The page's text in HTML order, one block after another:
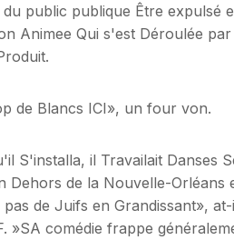
public publique Être expulsé
Animee Qui s'est Déroulée
de Blancs ICI», un four von.
S'installa, il Travailait Danses
Dehors de la Nouvelle-Orléans
de Juifs en Grandissant»,
»SA comédie frappe